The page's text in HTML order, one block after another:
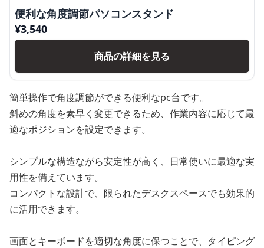
便利な角度調節パソコンスタンド
¥3,540
商品の詳細を見る
簡単操作で角度調節ができる便利なpc台です。
斜めの角度を素早く変更できるため、作業内容に応じて最
適なポジションを設定できます。
シンプルな構造ながら安定性が高く、日常使いに最適な実
用性を備えています。
コンパクトな設計で、限られたデスクスペースでも効果的
に活用できます。
画面とキーボードを適切な角度に保つことで、タイピング